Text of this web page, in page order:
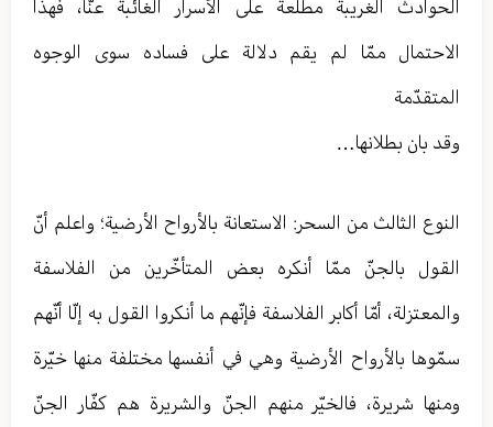
الحوادث الغريبة مطلعة على الأسرار الغائبة عنّا، فهذا
الاحتمال ممّا لم يقم دلالة على فساده سوى الوجوه
المتقدّمة
وقد بان بطلانها…
النوع الثالث من السحر: الاستعانة بالأرواح الأرضية؛ واعلم أنّ
القول بالجنّ ممّا أنكره بعض المتأخّرين من الفلاسفة
والمعتزلة، أمّا أكابر الفلاسفة فإنّهم ما أنكروا القول به إلّا أنّهم
سمّوها بالأرواح الأرضية وهي في أنفسها مختلفة منها خيّرة
ومنها شريرة، فالخيّر منهم الجنّ والشريرة هم كفّار الجنّ